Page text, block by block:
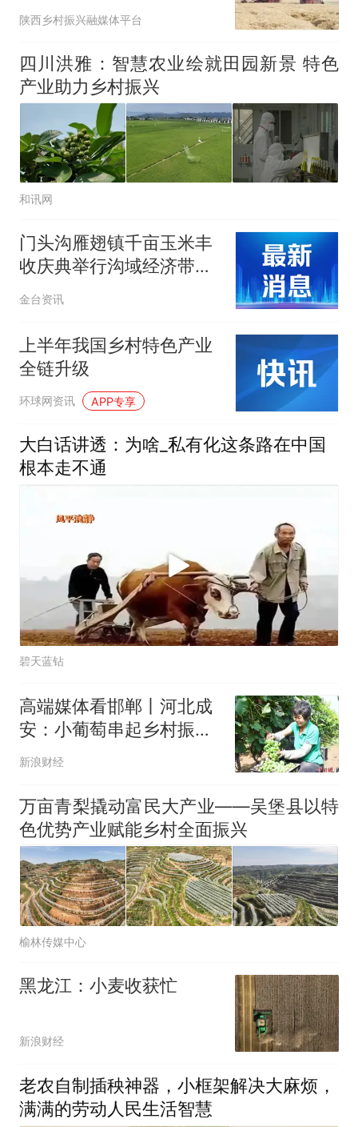
村部通报表扬
陕西乡村振兴融媒体平台
四川洪雅：智慧农业绘就田园新景 特色
产业助力乡村振兴
和讯网
门头沟雁翅镇千亩玉米丰
收庆典举行沟域经济带动
深山农业发展
金台资讯
上半年我国乡村特色产业
全链升级
环球网资讯 APP专享
大白话讲透：为啥_私有化这条路在中国
根本走不通
碧天蓝钻
高端媒体看邯郸丨河北成
安：小葡萄串起乡村振兴
“甜蜜产业”
新浪财经
万亩青梨撬动富民大产业——吴堡县以特
色优势产业赋能乡村全面振兴
榆林传媒中心
黑龙江：小麦收获忙
新浪财经
老农自制插秧神器，小框架解决大麻烦，
满满的劳动人民生活智慧